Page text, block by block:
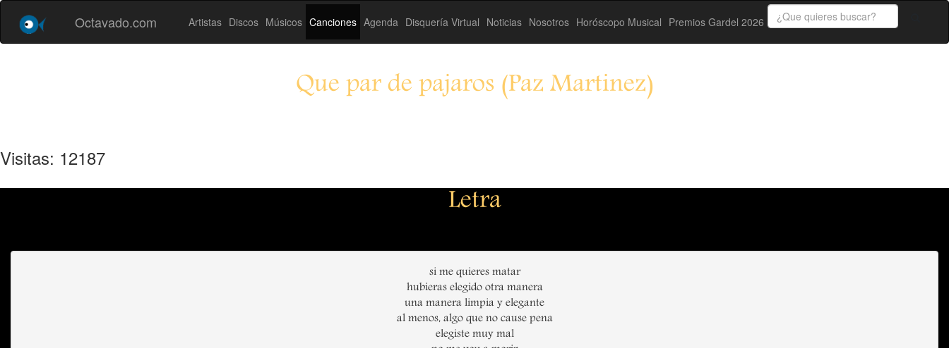
Octavado.com Artistas Discos Músicos Canciones Agenda Disquería Virtual Noticias Nosotros Horóscopo Musical Premios Gardel 2026
Que par de pajaros (Paz Martinez)
Visitas: 12187
Letra
si me quieres matar
hubieras elegido otra manera
una manera limpia y elegante
al menos, algo que no cause pena
elegiste muy mal